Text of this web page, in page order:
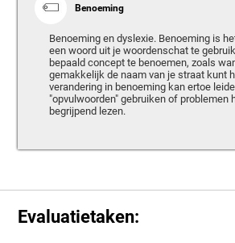
Benoeming
Benoeming en dyslexie. Benoeming is
een woord uit je woordenschat te
bepaald concept te benoemen, zoals
gemakkelijk de naam van je straat kunt
verandering in benoeming kan ertoe
"opvulwoorden" gebruiken of problemen
begrijpend lezen.
Evaluatietaken: